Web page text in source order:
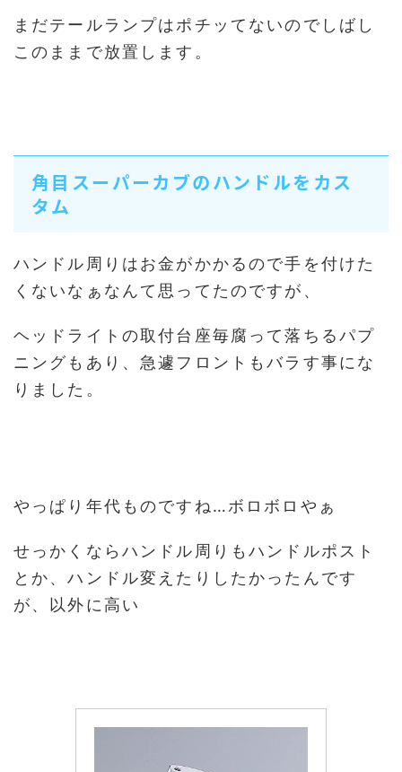
まだテールランプはポチッてないのでしばし
このままで放置します。
角目スーパーカブのハンドルをカス
タム
ハンドル周りはお金がかかるので手を付けた
くないなぁなんて思ってたのですが、
ヘッドライトの取付台座毎腐って落ちるパプ
ニングもあり、急遽フロントもバラす事にな
りました。
やっぱり年代ものですね…ボロボロやぁ
せっかくならハンドル周りもハンドルポスト
とか、ハンドル変えたりしたかったんです
が、以外に高い